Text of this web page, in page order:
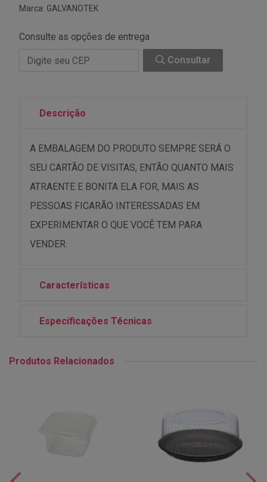
Marca: GALVANOTEK
Consulte as opções de entrega
Consultar
Descrição
A EMBALAGEM DO PRODUTO SEMPRE SERÁ O
SEU CARTÃO DE VISITAS, ENTÃO QUANTO MAIS
ATRAENTE E BONITA ELA FOR, MAIS AS
PESSOAS FICARÃO INTERESSADAS EM
EXPERIMENTAR O QUE VOCÊ TEM PARA
VENDER.
Características
Especificações Técnicas
Produtos Relacionados